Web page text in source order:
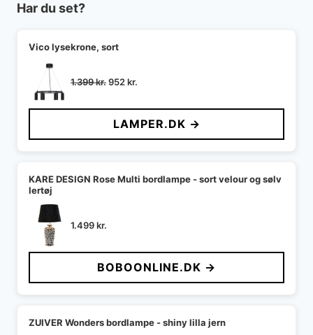
Har du set?
Vico lysekrone, sort
1.399kr.Den
pris
var:
1.399 kr..
952kr.
pris
er:
952 kr..
LAMPER.DK →
KARE DESIGN Rose Multi bordlampe - sort velour og sølv
lertøj
1.499kr.
BOBOONLINE.DK →
ZUIVER Wonders bordlampe - shiny lilla jern